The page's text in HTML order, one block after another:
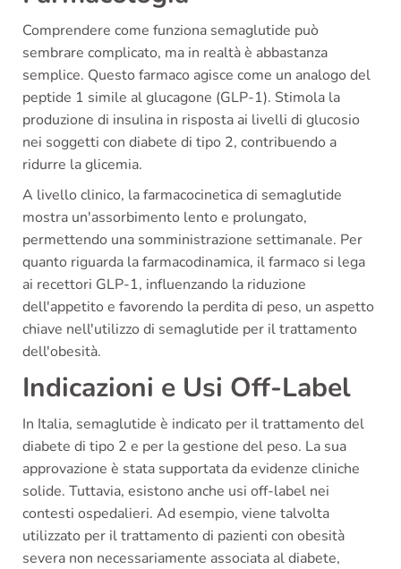
Comprendere come funziona semaglutide può
sembrare complicato, ma in realtà è abbastanza
semplice. Questo farmaco agisce come un analogo del
peptide 1 simile al glucagone (GLP-1). Stimola la
produzione di insulina in risposta ai livelli di glucosio
nei soggetti con diabete di tipo 2, contribuendo a
ridurre la glicemia.
A livello clinico, la farmacocinetica di semaglutide
mostra un'assorbimento lento e prolungato,
permettendo una somministrazione settimanale. Per
quanto riguarda la farmacodinamica, il farmaco si lega
ai recettori GLP-1, influenzando la riduzione
dell'appetito e favorendo la perdita di peso, un aspetto
chiave nell'utilizzo di semaglutide per il trattamento
dell'obesità.
Indicazioni e Usi Off-Label
In Italia, semaglutide è indicato per il trattamento del
diabete di tipo 2 e per la gestione del peso. La sua
approvazione è stata supportata da evidenze cliniche
solide. Tuttavia, esistono anche usi off-label nei
contesti ospedalieri. Ad esempio, viene talvolta
utilizzato per il trattamento di pazienti con obesità
severa non necessariamente associata al diabete,